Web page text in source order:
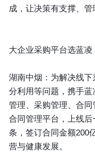
成，让决策有支撑、管
大企业采购平台选蓝
湖南中烟：为解决线
分利用等问题，携手
管理、采购管理、合
合同管理平台，上线
条，签订合同金额200
营与健康发展。